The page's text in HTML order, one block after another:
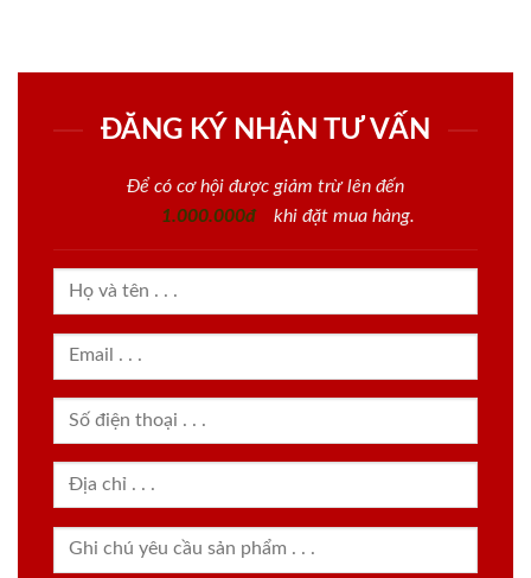
ĐĂNG KÝ NHẬN TƯ VẤN
Để có cơ hội được giảm trừ lên đến
1.000.000đ
khi đặt mua hàng.